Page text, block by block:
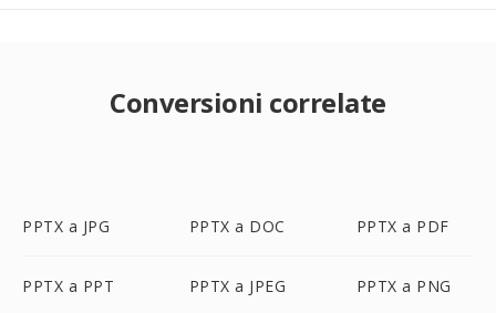
Conversioni correlate
PPTX a JPG PPTX a DOC PPTX a PDF
PPTX a PPT PPTX a JPEG PPTX a PNG